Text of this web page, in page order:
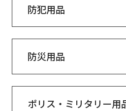
防犯用品
防災用品
ポリス・ミリタリー用